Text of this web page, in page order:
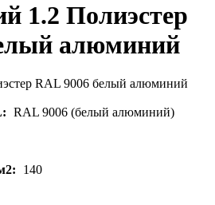
1.2 Полиэстер
алюминий
RAL 9006 (белый алюминий)
140